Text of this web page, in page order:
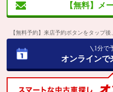
【無料】メ
【無料予約】来店予約ボタンをタップ
1分で
オンラインで